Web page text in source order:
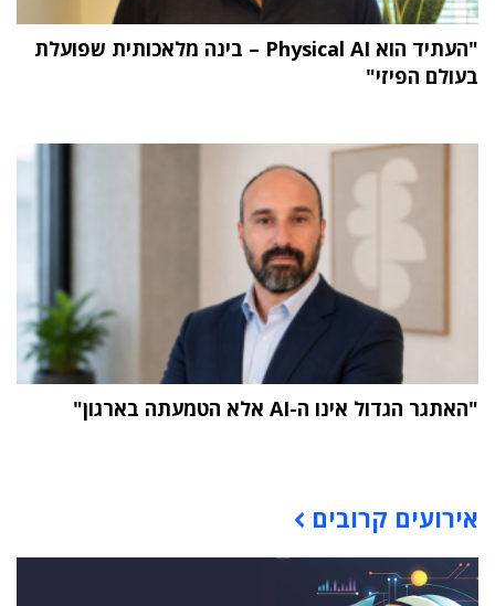
"העתיד הוא Physical AI – בינה מלאכותית שפועלת
בעולם הפיזי"
"האתגר הגדול אינו ה-AI אלא הטמעתה בארגון"
אירועים קרובים